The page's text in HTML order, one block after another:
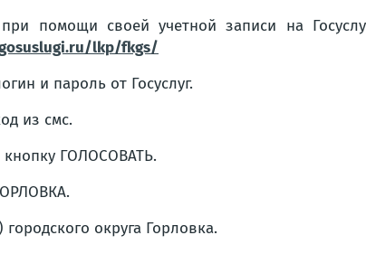
помощи своей учетной записи на
lkp/fkgs/
и пароль от Госуслуг.
из смс.
ГОЛОСОВАТЬ.
округа Горловка.